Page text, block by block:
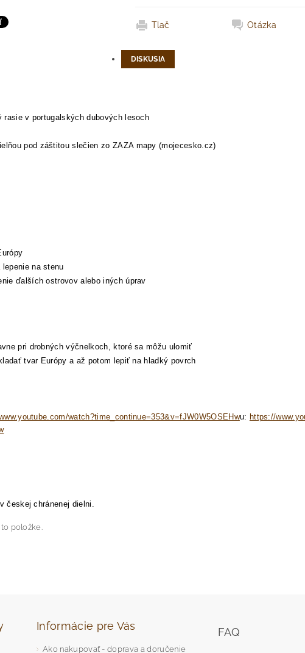
Tlač Otázka
DISKUSIA
rasie v portugalských dubových lesoch
pod záštitou slečien zo ZAZA mapy (mojecesko.cz)
na stenu
ďalších ostrovov alebo iných úprav
pri drobných výčnelkoch, ktoré sa môžu ulomiť
tvar Európy a až potom lepiť na hladký povrch
watch?time_continue=353&v=fJW0W5OSEHwu: https://
českej chránenej dielni.
položke.
Informácie pre Vás
Ako nakupovať - doprava a doručenie
FAQ